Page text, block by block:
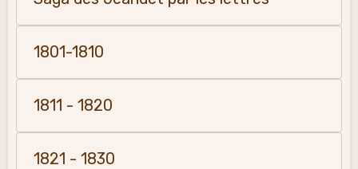
1801-1810
1811 - 1820
1821 - 1830